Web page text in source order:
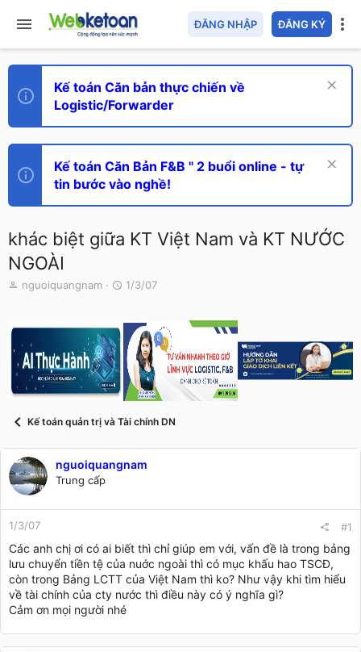
ĐĂNG NHẬP ĐĂNG KÝ
Kế toán Căn bản thực chiến về
Logistic/Forwarder
Kế toán Căn Bản F&B " 2 buổi online - tự
tin bước vào nghề!
khác biệt giữa KT Việt Nam và KT NƯỚC
NGOÀI
T
e
a
d
s
a
r
nguoiquangnam
N
g
ử
1/3/07
Kế toán quản trị và Tài chính DN
nguoiquangnam
Trung cấp
1/3/07 #1
Các anh chị ơi có ai biết thì chỉ giúp em với, vấn đề là trong bảng
lưu chuyển tiền tệ của nuớc ngoài thì có mục khấu hao TSCĐ,
còn trong Bảng LCTT của Việt Nam thì ko? Như vậy khi tìm hiểu
về tài chính của cty nước thì điều này có ý nghĩa gì?
Cảm ơn mọi người nhé